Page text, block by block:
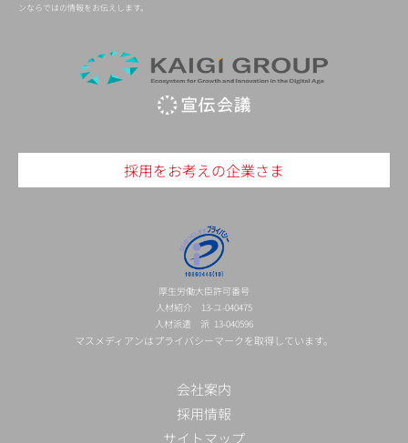
ンならではの情報をお伝えします。
採用をお考えの企業さま
厚生労働大臣許可番号
人材紹介 13-ユ-040475
人材派遣 派 13-040596
マスメディアンはプライバシーマークを取得しています。
会社案内
採用情報
サイトマップ